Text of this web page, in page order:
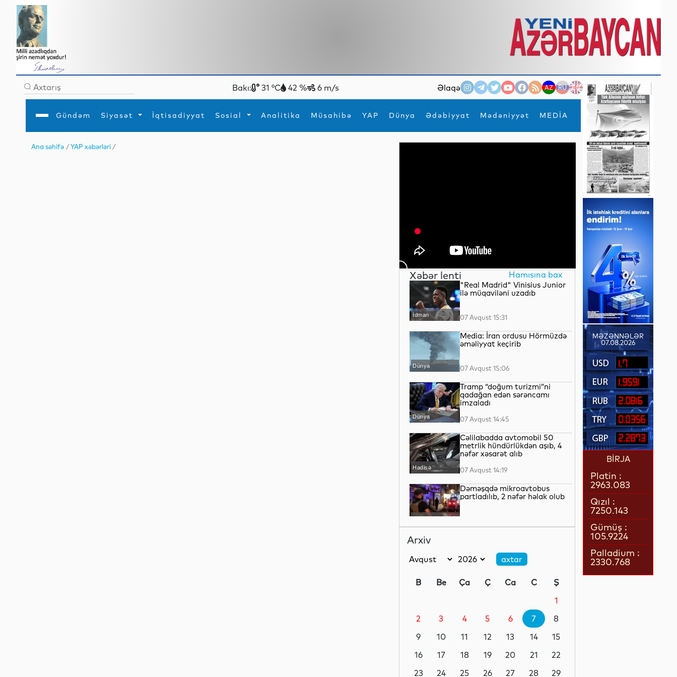
Bakı: 31 °C 42 % 6 m/s Əlaqə AZ RU EN
Gündəm Siyasət İqtisadiyyat Sosial Analitika Müsahibə YAP Dünya Ədəbiyyat Mədəniyyət MEDİA
×
Ana səhifə /YAP xəbərləri /
Xəbər lenti Hamısına bax
İdman
"Real Madrid" Vinisius Junior
ilə müqaviləni uzadıb
07 Avqust 15:31
Dünya
Media: İran ordusu Hörmüzdə
əməliyyat keçirib
07 Avqust 15:06
Dünya
Tramp “doğum turizmi”ni
qadağan edən sərəncamı
imzaladı
07 Avqust 14:45
Hadisə
Cəlilabadda avtomobil 50
metrlik hündürlükdən aşıb, 4
nəfər xəsarət alıb
07 Avqust 14:19
Dünya
Dəməşqdə mikroavtobus
partladılıb, 2 nəfər həlak olub
Gündəm
İnvestisiya Forumunun Təşkilat
SƏRƏNCAM
07 Avqust 13:27
Siyasət
Azərbaycanın Pakistandakı
07 Avqust 13:26
Arxiv
B Be Ça Ç Ca C
Ş
1
2
3 4 5 6 7
8
9
10 11 12 13 14
15
16
17 18 19 20 21
22
23
24 25 26 27 28
29
MƏZƏNNƏLƏR
07.08.2026
1.7
1.9591
2.0816
0.0356
2.2873
BİRJA
Platin :
2963.083
Qızıl :
7250.143
Gümüş :
105.9224
Palladium :
2330.768